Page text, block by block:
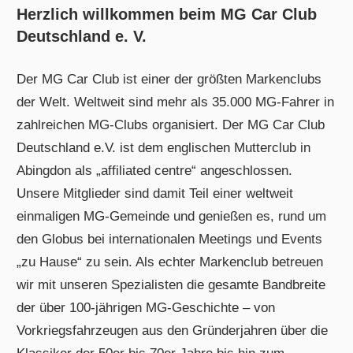
Herzlich willkommen beim MG Car Club
Deutschland e. V.
Der MG Car Club ist einer der größten Markenclubs
der Welt. Weltweit sind mehr als 35.000 MG-Fahrer in
zahlreichen MG-Clubs organisiert. Der MG Car Club
Deutschland e.V. ist dem englischen Mutterclub in
Abingdon als „affiliated centre“ angeschlossen.
Unsere Mitglieder sind damit Teil einer weltweit
einmaligen MG-Gemeinde und genießen es, rund um
den Globus bei internationalen Meetings und Events
„zu Hause“ zu sein. Als echter Markenclub betreuen
wir mit unseren Spezialisten die gesamte Bandbreite
der über 100-jährigen MG-Geschichte – von
Vorkriegsfahrzeugen aus den Gründerjahren über die